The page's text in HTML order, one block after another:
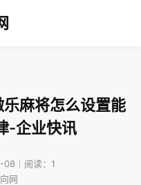
麻将怎么设置能
-企业快讯
｜阅读：1
网